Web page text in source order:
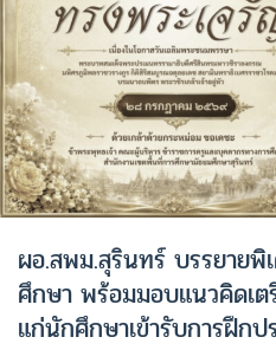
ผอ.สพม.สุรินทร์ บรรยายพิ
ศึกษา พร้อมมอบแนวคิดเ
แก่นักศึกษาเข้ารับการฝึก